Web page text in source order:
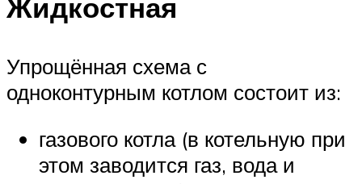
Жидкостная
Упрощённая схема с
одноконтурным котлом состоит из:
газового котла (в котельную при
этом заводится газ, вода и